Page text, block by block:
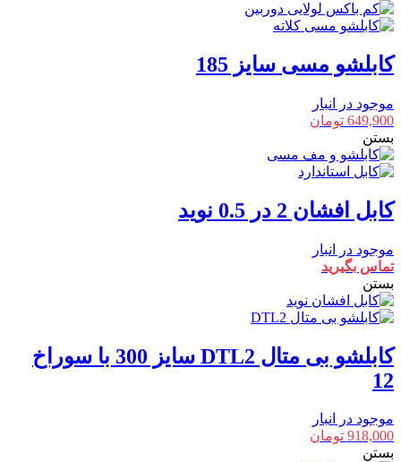
کابلشو مسی سایز 185
موجود در انبار
649,900 تومان
بستن
کابل افشان 2 در 0.5 نوید
موجود در انبار
تماس بگیرید
بستن
کابلشو بی متال DTL2 سایز 300 با سوراخ
12
موجود در انبار
918,000 تومان
بستن